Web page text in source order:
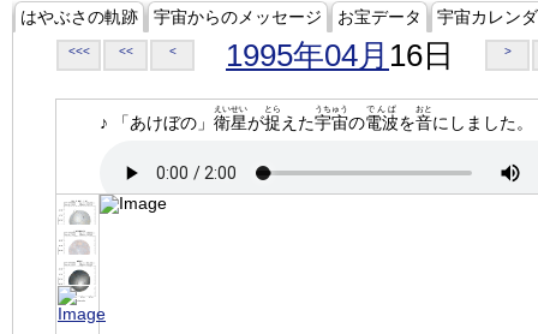
はやぶさの軌跡 宇宙からのメッセージ お宝データ 宇宙カレン
<<< << < 1995年04月 16日 >
♪ 「あけぼの」 衛星
えいせい
が捉
とら
えた宇宙
うちゅう
の電波
でんぱ
を音
おと
にしました。